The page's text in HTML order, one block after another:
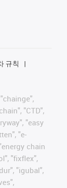
규칙
"CTD",
"easy
"e-
chain
"fixflex",
"igubal",